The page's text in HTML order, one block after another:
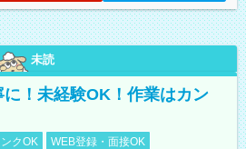
未読
！未経験OK！作業はカン
クOK WEB登録・面接OK